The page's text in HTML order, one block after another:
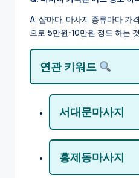
A: 샵마다, 마사지 종류마다 가
으로 5만원~10만원 정도 하는
연관 키워드
서대문마사지
홍제동마사지